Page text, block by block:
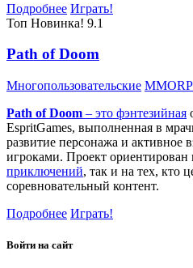
Подробнее Играть!
Топ Новинка! 9.1
Path of Doom
Многопользовательские
Path of Doom – это фэнтезийная
EspritGames, выполненная в
развитие персонажа и активное
игроками. Проект
приключений, так и на тех, кто
соревновательный контент.
Подробнее Играть!
Войти на сайт